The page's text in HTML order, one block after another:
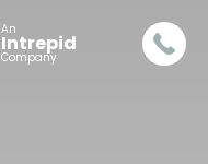
An
Intrepid
Company